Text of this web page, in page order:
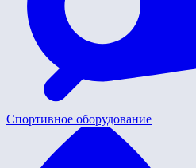
Спортивное оборудование